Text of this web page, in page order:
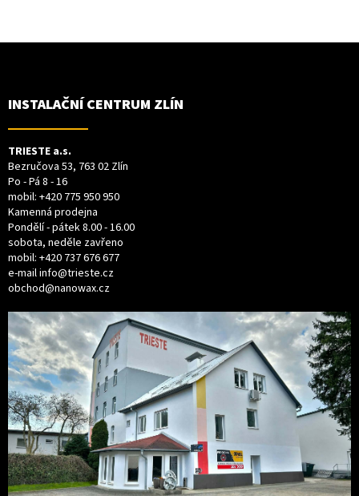
Z
INSTALAČNÍ CENTRUM ZLÍN
TRIESTE a.s.
Bezručova 53, 763 02 Zlín
Po - Pá 8 - 16
mobil: +420 775 950 950
Kamenná prodejna
Pondělí - pátek 8.00 - 16.00
sobota, neděle zavřeno
mobil: +420 737 676 677
e-mailinfo@trieste.cz
obchod@nanowax.cz